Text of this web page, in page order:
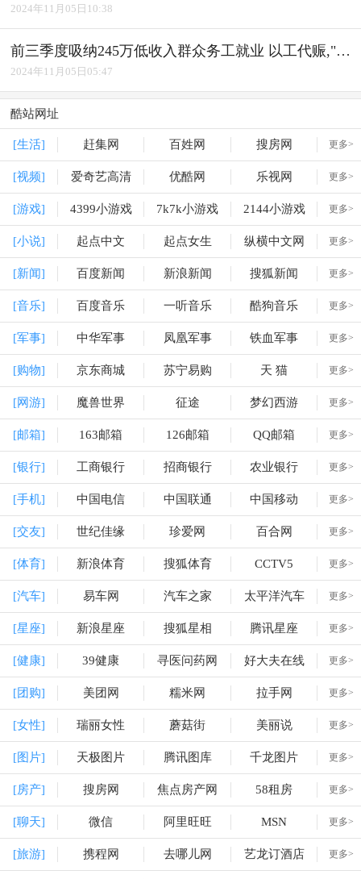
2024年11月05日10:38
前三季度吸纳245万低收入群众务工就业 以工代赈,"赈"出实效
2024年11月05日05:47
酷站网址
[生活] 赶集网 百姓网 搜房网 更多>
[视频] 爱奇艺高清 优酷网 乐视网 更多>
[游戏] 4399小游戏 7k7k小游戏 2144小游戏 更多>
[小说] 起点中文 起点女生 纵横中文网 更多>
[新闻] 百度新闻 新浪新闻 搜狐新闻 更多>
[音乐] 百度音乐 一听音乐 酷狗音乐 更多>
[军事] 中华军事 凤凰军事 铁血军事 更多>
[购物] 京东商城 苏宁易购 天 猫 更多>
[网游] 魔兽世界 征途 梦幻西游 更多>
[邮箱] 163邮箱 126邮箱 QQ邮箱 更多>
[银行] 工商银行 招商银行 农业银行 更多>
[手机] 中国电信 中国联通 中国移动 更多>
[交友] 世纪佳缘 珍爱网 百合网 更多>
[体育] 新浪体育 搜狐体育 CCTV5 更多>
[汽车] 易车网 汽车之家 太平洋汽车 更多>
[星座] 新浪星座 搜狐星相 腾讯星座 更多>
[健康] 39健康 寻医问药网 好大夫在线 更多>
[团购] 美团网 糯米网 拉手网 更多>
[女性] 瑞丽女性 蘑菇街 美丽说 更多>
[图片] 天极图片 腾讯图库 千龙图片 更多>
[房产] 搜房网 焦点房产网 58租房 更多>
[聊天] 微信 阿里旺旺 MSN 更多>
[旅游] 携程网 去哪儿网 艺龙订酒店 更多>